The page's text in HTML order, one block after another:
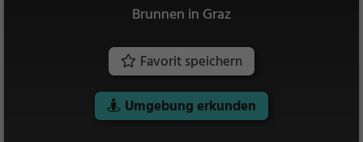
Brunnen in Graz
Favorit speichern
Umgebung erkunden